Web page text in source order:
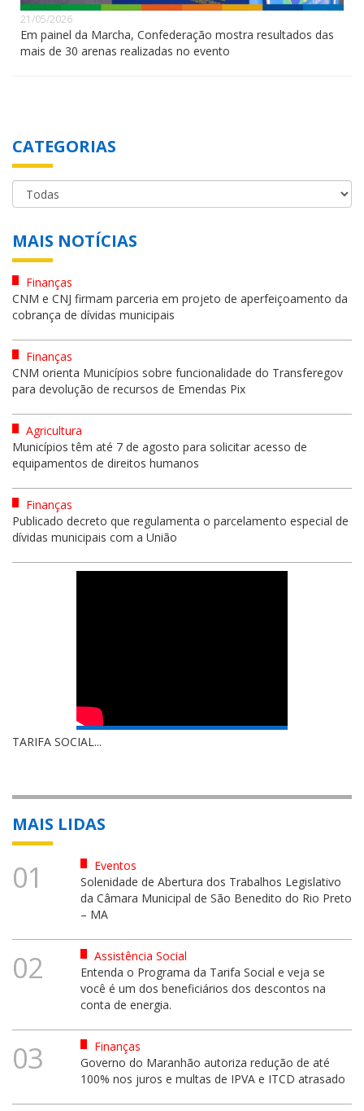
21/05/2026
Em painel da Marcha, Confederação mostra resultados das
mais de 30 arenas realizadas no evento
CATEGORIAS
MAIS NOTÍCIAS
Finanças
CNM e CNJ firmam parceria em projeto de aperfeiçoamento da
cobrança de dívidas municipais
Finanças
CNM orienta Municípios sobre funcionalidade do Transferegov
para devolução de recursos de Emendas Pix
Agricultura
Municípios têm até 7 de agosto para solicitar acesso de
equipamentos de direitos humanos
Finanças
Publicado decreto que regulamenta o parcelamento especial de
dívidas municipais com a União
TARIFA SOCIAL...
MAIS LIDAS
01
Eventos
Solenidade de Abertura dos Trabalhos Legislativo
da Câmara Municipal de São Benedito do Rio Preto
– MA
02
Assistência Social
Entenda o Programa da Tarifa Social e veja se
você é um dos beneficiários dos descontos na
conta de energia.
03
Finanças
Governo do Maranhão autoriza redução de até
100% nos juros e multas de IPVA e ITCD atrasado